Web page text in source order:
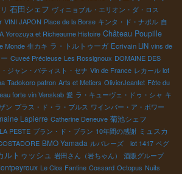
石田シェフ ヴィニョブル・エリオン・ダ・ロス
VINI JAPON Place de la Borse キンタ・ド・ナポル 自
Yorozuya et Richeaume Histoire Château Poupille
Monde 生カキ ラ・トルトゥーガ Ecrivain LIN vins de
Cuveé Précieuse Les Rossignoux DOMAINE DES
・ジャン・バティスト・セナ Vin de France レカール lot
Tadokoro patron Arts et Metiers OlivierJeantet Fête du
forte vin Venskab 愛 ラ・キューヴェ・ドゥ・シャ キ
ン プラス・ド・ラ・ブルス ワインバー・ア・ボワー
Lapierre Catherine Deneuve 菊池シェフ
PESTE ブラン・ド・ブラン 10年間の感謝 ミュスカ
BMO Yamada ルバレーズ lot 1417 ペグ
ルトゥッシュ 岩田さん（岩ちゃん）
酒販グループ
Le Clos Fantine Cossard Octopus Nuits